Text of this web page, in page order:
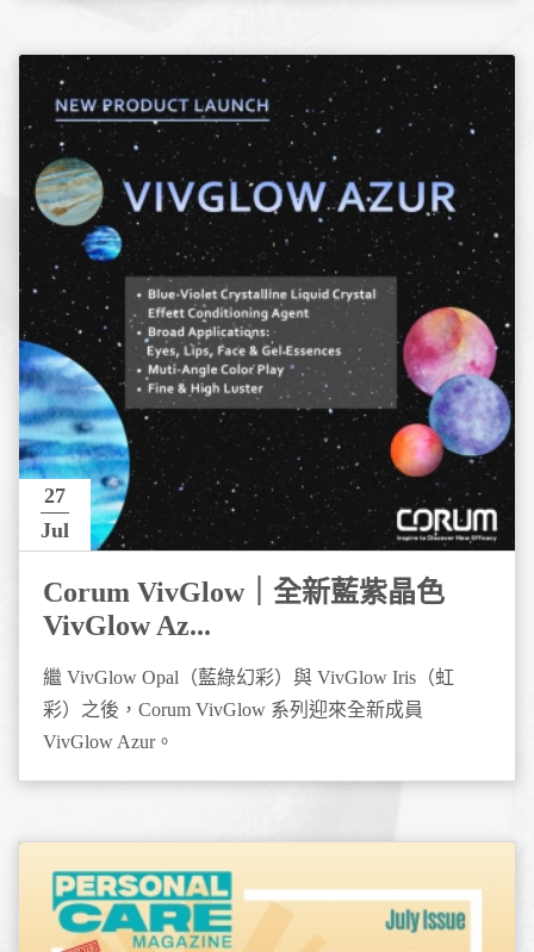
27
Jul
Corum VivGlow｜全新藍紫晶色
VivGlow Az...
繼 VivGlow Opal（藍綠幻彩）與 VivGlow Iris（虹
彩）之後，Corum VivGlow 系列迎來全新成員
VivGlow Azur。